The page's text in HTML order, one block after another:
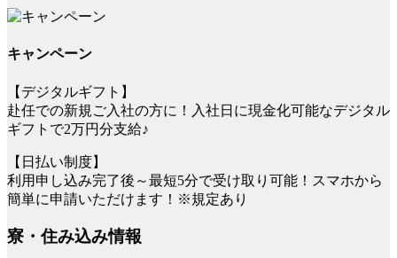
キャンペーン
【デジタルギフト】
赴任での新規ご入社の方に！入社日に現金化可能なデジタル
ギフトで2万円分支給♪
【日払い制度】
利用申し込み完了後～最短5分で受け取り可能！スマホから
簡単に申請いただけます！※規定あり
寮・住み込み情報